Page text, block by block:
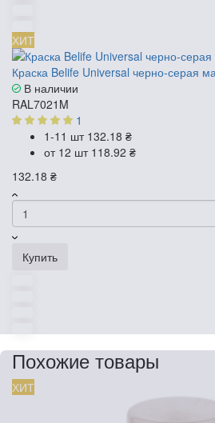
ХИТ
Краска Belife Universal черно-серая
В наличии
RAL7021M
1
1-11 шт 132.18 ₴
от 12 шт 118.92 ₴
132.18 ₴
Купить
Похожие товары
ХИТ